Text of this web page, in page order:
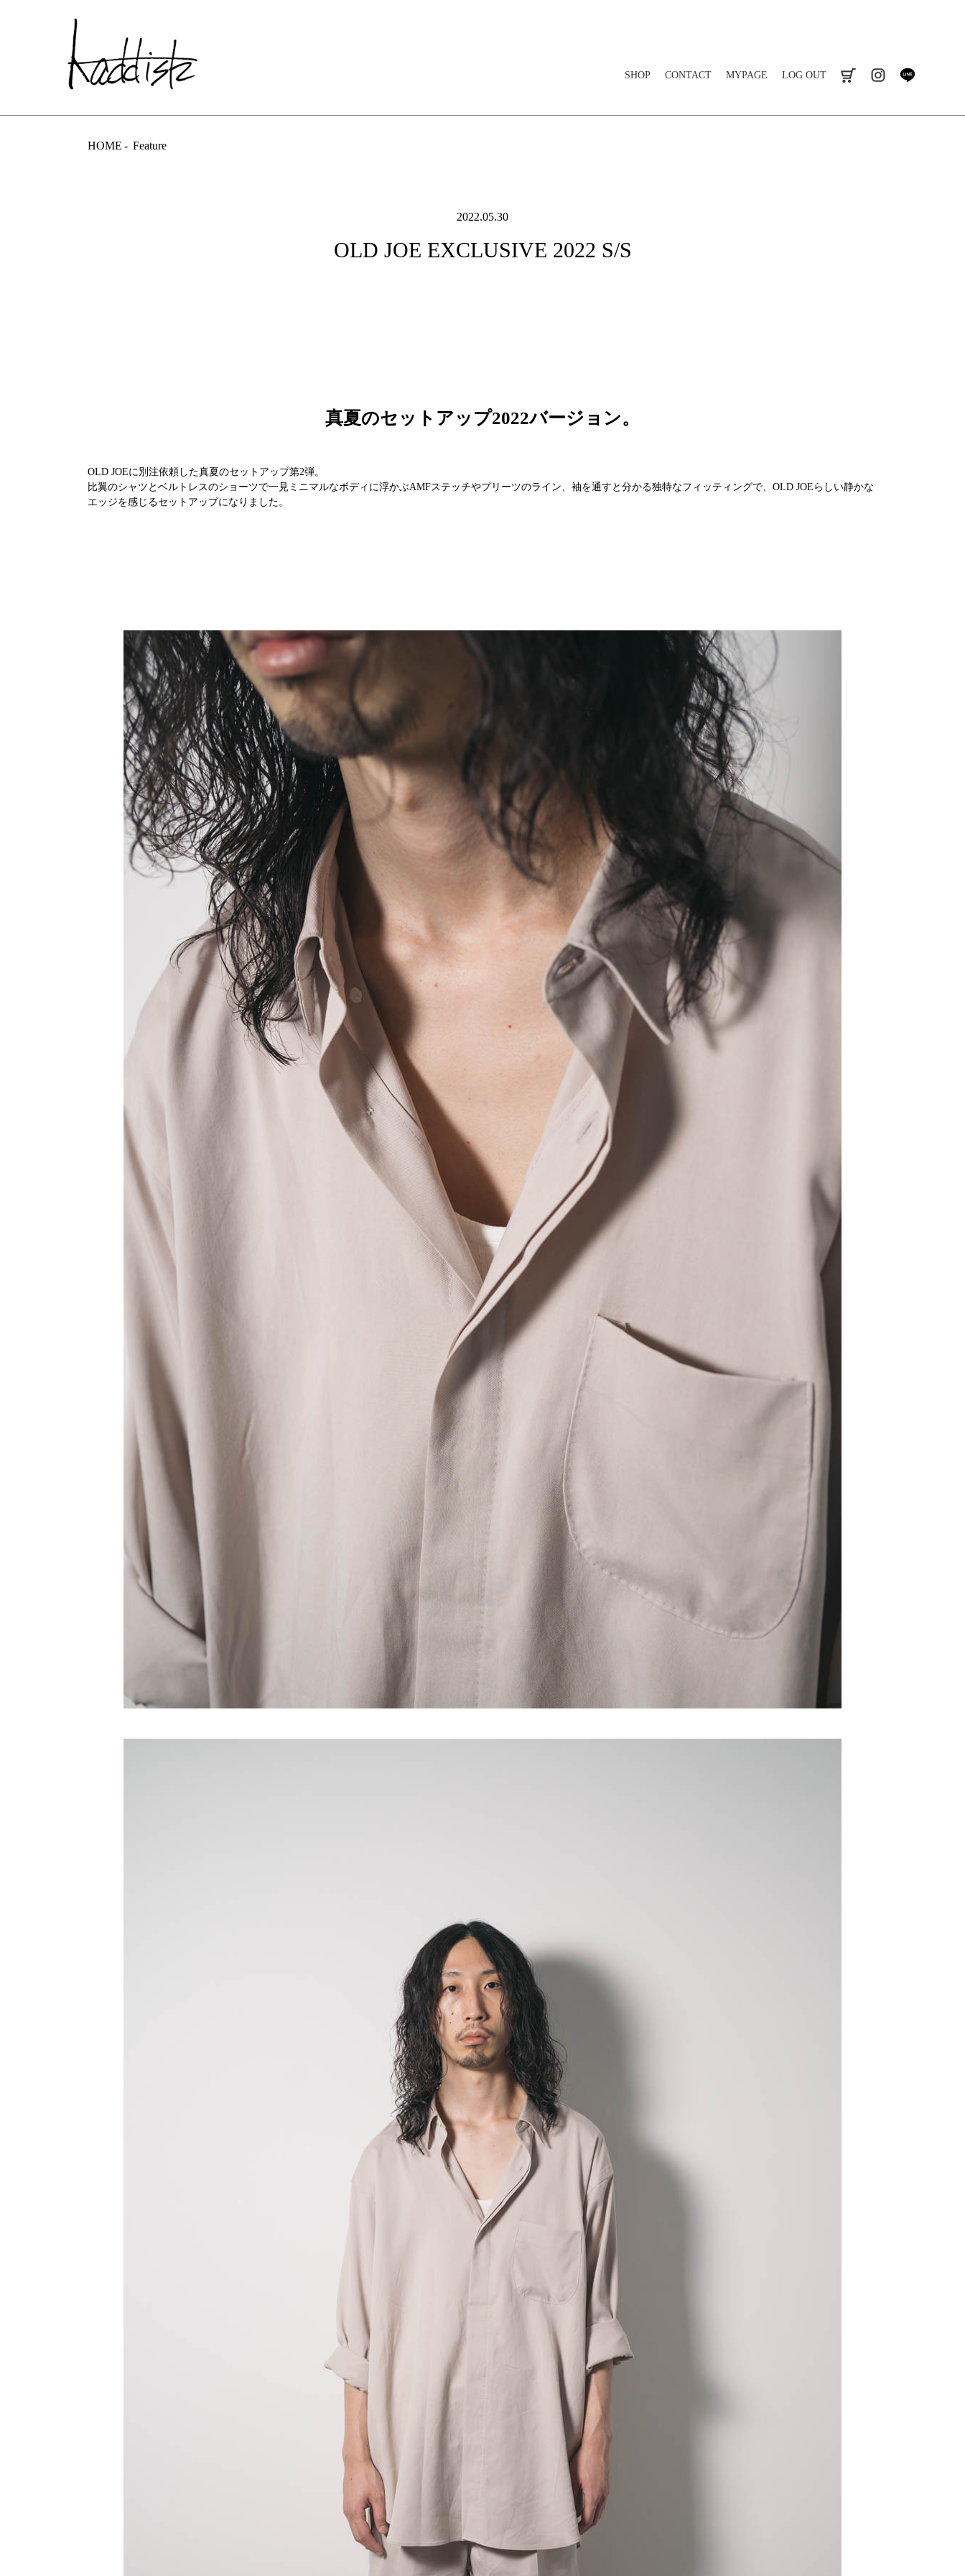
SHOP CONTACT MYPAGE LOG OUT instagram
HOME Feature
2022.05.30
OLD JOE EXCLUSIVE 2022 S/S
真夏のセットアップ2022バージョン。
OLD JOEに別注依頼した真夏のセットアップ第2弾。
比翼のシャツとベルトレスのショーツで一見ミニマルなボディに浮かぶAMFステッチやプリーツのライン、袖を通すと分かる独特なフィッティングで、OLD JOEらしい静かな
エッジを感じるセットアップになりました。